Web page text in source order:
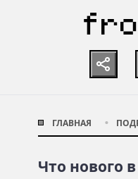
ГЛАВНАЯ
Что нового